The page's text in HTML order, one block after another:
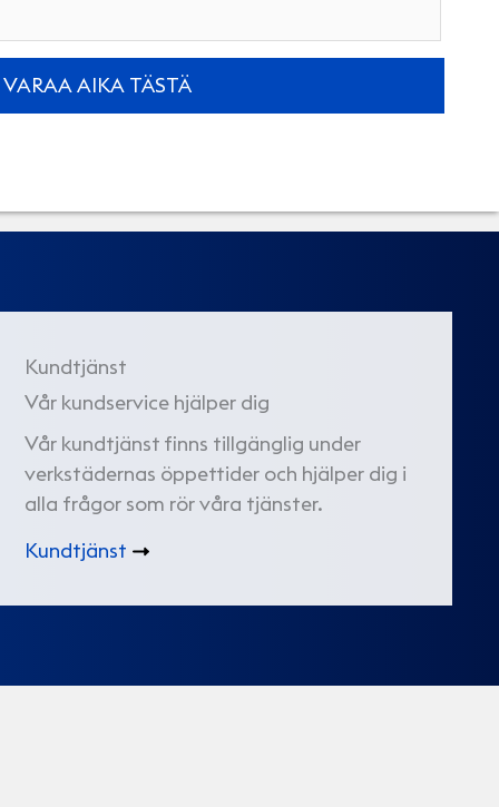
Kundtjänst
Vår kundservice hjälper dig
Vår kundtjänst finns tillgänglig under
verkstädernas öppettider och hjälper dig i
alla frågor som rör våra tjänster.
Kundtjänst